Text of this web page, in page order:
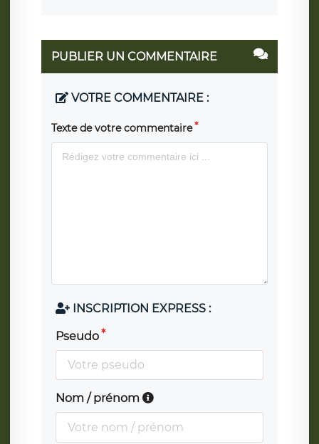
PUBLIER UN COMMENTAIRE
VOTRE COMMENTAIRE :
Texte de votre commentaire
INSCRIPTION EXPRESS :
Pseudo
Nom / prénom